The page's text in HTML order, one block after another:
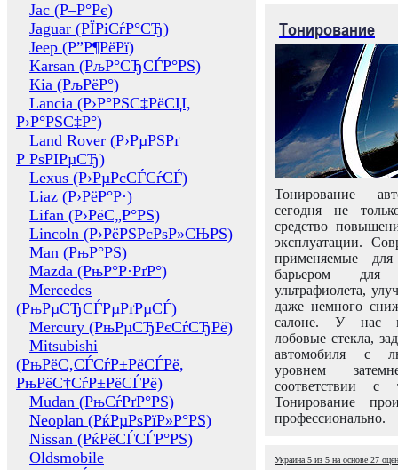
Jac (Р–Р°Рє)
Jaguar (РЇРіСѓР°СЂ)
Jeep (Р”Р¶РёРї)
Karsan (РљР°СЂСЃР°РЅ)
Kia (РљРёР°)
Lancia (Р›Р°РЅС‡РёСЏ,
Р›Р°РЅС‡Р°)
Land Rover (Р›РµРЅРґ
Р РѕРІРµСЂ)
Lexus (Р›РµРєСЃСѓСЃ)
Liaz (Р›РёР°Р·)
Lifan (Р›РёС„Р°РЅ)
Lincoln (Р›РёРЅРєРѕР»СЊРЅ)
Man (РњР°РЅ)
Mazda (РњР°Р·РґР°)
Mercedes
(РњРµСЂСЃРµРґРµСЃ)
Mercury (РњРµСЂРєСѓСЂРё)
Mitsubishi
(РњРёС‚СЃСѓР±РёСЃРё,
РњРёС†СѓР±РёСЃРё)
Mudan (РњСѓРґР°РЅ)
Neoplan (РќРµРѕРїР»Р°РЅ)
Nissan (РќРёСЃСЃР°РЅ)
Oldsmobile
Тонирование
Тонирование
сегодня не
средство
эксплуатации.
применяемые
барьером для
ультрафиолета,
даже немного
салоне. У нас
лобовые стекла,
автомобиля с
уровнем
соответствии с
Тонирование
профессионально.
Украина 5 из 5 на основе 27